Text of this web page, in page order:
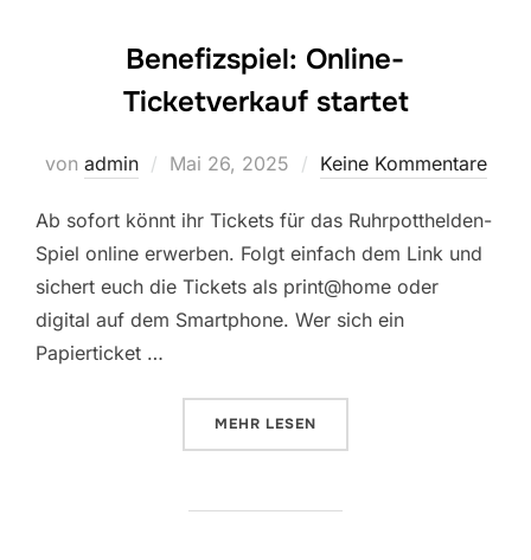
Benefizspiel: Online-
Ticketverkauf startet
von admin
Veröffentlicht
Mai 26, 2025 Keine Kommentare
Ab sofort könnt ihr Tickets für das Ruhrpotthelden-
Spiel online erwerben. Folgt einfach dem Link und
sichert euch die Tickets als print@home oder
digital auf dem Smartphone. Wer sich ein
Papierticket …
MEHR ÜBER “BENEFIZSPIEL: ONLINE-
LESEN